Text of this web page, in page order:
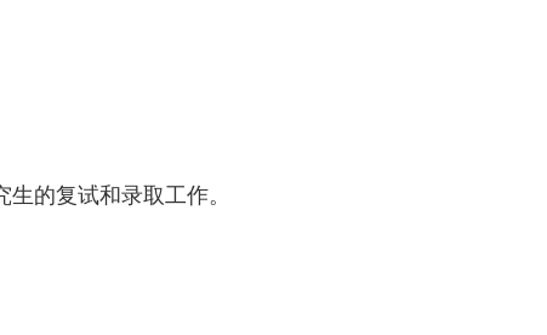
的复试和录取工作。